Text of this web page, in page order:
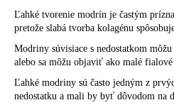
Ľahké tvorenie modrín je častým
pretože slabá tvorba kolagénu
Modriny súvisiace s nedostatkom
alebo sa môžu objaviť ako malé fialové
Ľahké modriny sú často jedným z
nedostatku a mali by byť dôvodom na